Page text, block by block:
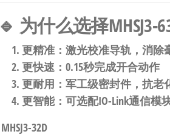
​🔹 为什么选择MHSJ3-
​更精准​ ：激光校准导轨，消除
​更快速​ ​：0.15秒完成开合动作
​更耐用​ ：军工级密封件，抗老
​更智能​：可选配IO-Link通信模
MHSJ3-32D